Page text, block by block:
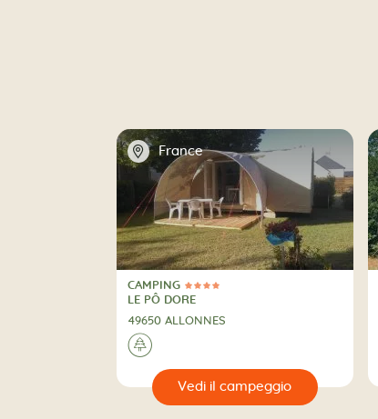
📍 France
4 Stelle
CAMPING
CAMPING
LE PÔ DORE
49650 ALLONNES
🌲
Vedi il campeggio 🔍